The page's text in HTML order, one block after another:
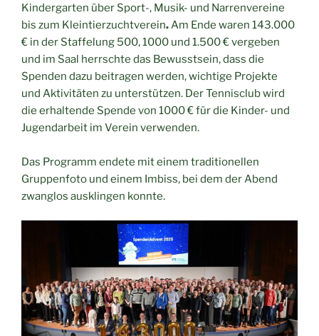
Kindergarten über Sport-, Musik- und Narrenvereine
bis zum Kleintierzuchtverein.Am Ende waren 143.000
€ in der Staffelung 500, 1000 und 1.500 € vergeben
und im Saal herrschte das Bewusstsein, dass die
Spenden dazu beitragen werden, wichtige Projekte
und Aktivitäten zu unterstützen. Der Tennisclub wird
die erhaltende Spende von 1000 € für die Kinder- und
Jugendarbeit im Verein verwenden.
Das Programm endete mit einem traditionellen
Gruppenfoto und einem Imbiss, bei dem der Abend
zwanglos ausklingen konnte.